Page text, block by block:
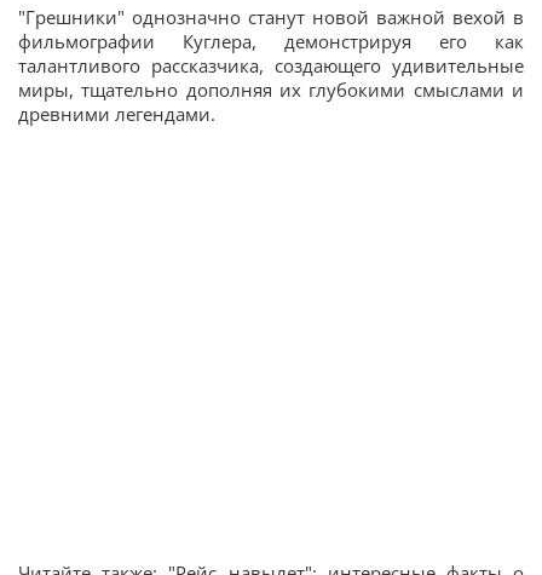
"Грешники" однозначно станут новой важной вехой в
фильмографии Куглера, демонстрируя его как
талантливого рассказчика, создающего удивительные
миры, тщательно дополняя их глубокими смыслами и
древними легендами.